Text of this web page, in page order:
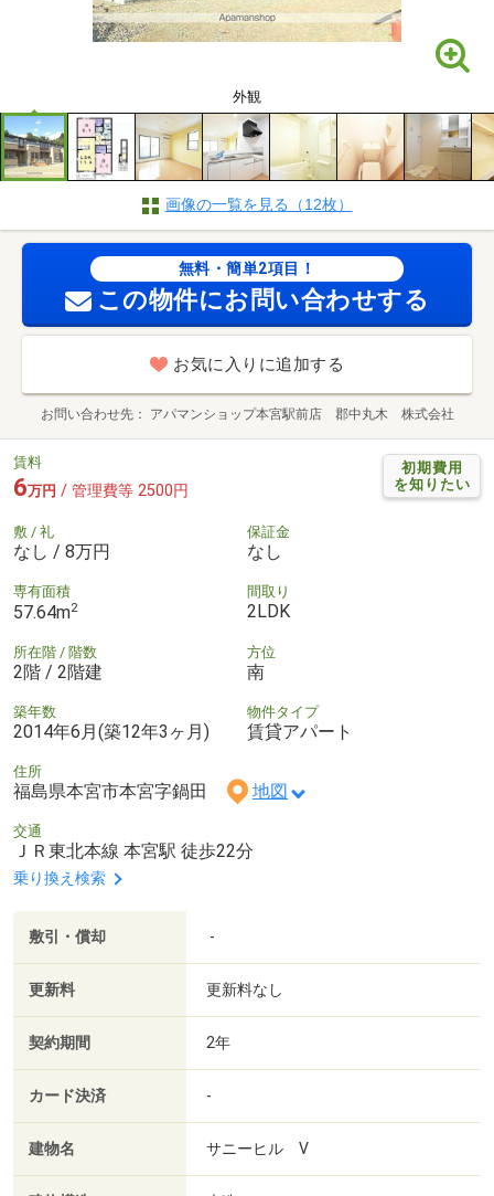
外観
画像の一覧を見る（12枚）
無料・簡単2項目！
この物件にお問い合わせする
お気に入りに追加する
お問い合わせ先 アパマンショップ本宮駅前店 郡中丸木 株式会社
初期費用
を知りたい
賃料
6万円 / 管理費等 2500円
敷 / 礼
なし / 8万円
保証金
なし
専有面積
57.64m2
間取り
2LDK
所在階 / 階数
2階 / 2階建
方位
南
築年数
2014年6月(築12年3ヶ月)
物件タイプ
賃貸アパート
住所
福島県本宮市本宮字鍋田 地図
交通
ＪＲ東北本線 本宮駅 徒歩22分
乗り換え検索
敷引・償却 -
更新料 更新料なし
契約期間 2年
カード決済 -
建物名 サニーヒル Ⅴ